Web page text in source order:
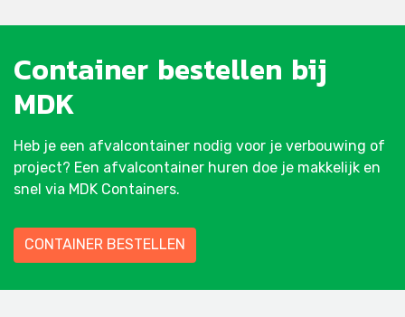
Container bestellen bij
MDK
Heb je een afvalcontainer nodig voor je verbouwing of
project? Een afvalcontainer huren doe je makkelijk en
snel via MDK Containers.
CONTAINER BESTELLEN